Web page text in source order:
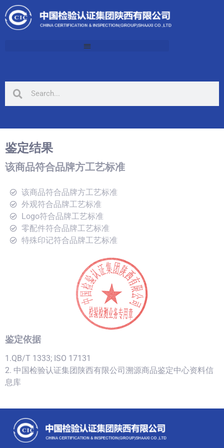
鉴定结果
该商品符合品牌方工艺标准
该商品符合品牌方工艺标准
外观符合品牌工艺标准
Logo符合品牌工艺标准
零配件符合品牌工艺标准
特殊印记符合品牌工艺标准
鉴定依据
1.QB/T 1333; ISO 17131
2. 中国检验认证集团陕西有限公司溯源商品鉴定中心资料信
息库